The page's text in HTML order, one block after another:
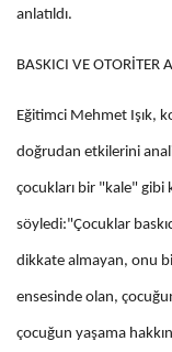
anlatıldı.
BASKICI VE OTORİTER
Eğitimci Mehmet Işık,
doğrudan etkilerini
çocukları bir "kale" gibi
söyledi:"Çocuklar
dikkate almayan, onu
ensesinde olan,
çocuğun yaşama